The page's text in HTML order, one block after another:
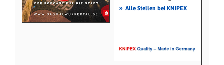
» Alle Stellen bei KNIPEX